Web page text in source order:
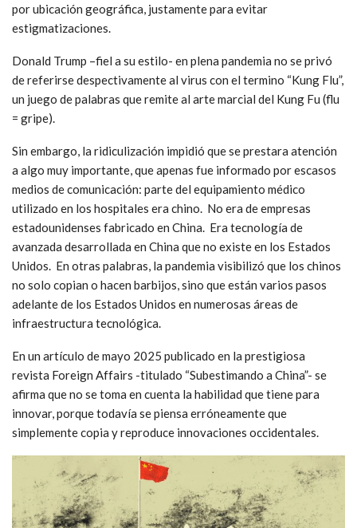
por ubicación geográfica, justamente para evitar
estigmatizaciones.
Donald Trump –fiel a su estilo- en plena pandemia no se privó
de referirse despectivamente al virus con el termino “Kung Flu”,
un juego de palabras que remite al arte marcial del Kung Fu (flu
= gripe).
Sin embargo, la ridiculización impidió que se prestara atención
a algo muy importante, que apenas fue informado por escasos
medios de comunicación: parte del equipamiento médico
utilizado en los hospitales era chino. No era de empresas
estadounidenses fabricado en China. Era tecnología de
avanzada desarrollada en China que no existe en los Estados
Unidos. En otras palabras, la pandemia visibilizó que los chinos
no solo copian o hacen barbijos, sino que están varios pasos
adelante de los Estados Unidos en numerosas áreas de
infraestructura tecnológica.
En un artículo de mayo 2025 publicado en la prestigiosa
revista Foreign Affairs -titulado “Subestimando a China”- se
afirma que no se toma en cuenta la habilidad que tiene para
innovar, porque todavía se piensa erróneamente que
simplemente copia y reproduce innovaciones occidentales.